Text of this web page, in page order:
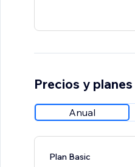
Precios y planes
Anual
Plan Basic